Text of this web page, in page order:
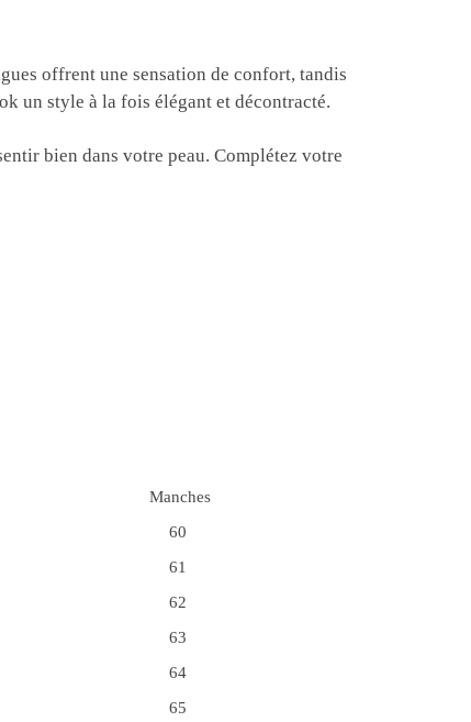
offrent une sensation de confort, tandis
un style à la fois élégant et décontracté.
bien dans votre peau. Complétez votre
Manches
60
61
62
63
64
65